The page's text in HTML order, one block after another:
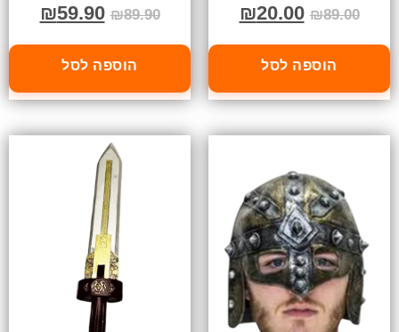
₪89.00
₪20.00
הוספה לסל
₪89.90
₪59.90
הוספה לסל